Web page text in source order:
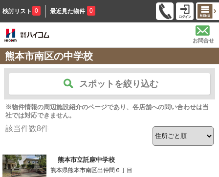
検討リスト 0 最近見た物件 0
お問合せ
熊本市南区の中学校
スポットを絞り込む
※物件情報の周辺施設紹介のページであり、各店舗への問い合わせは当
社では対応できません。
該当件数8件
熊本市立託麻中学校
熊本県熊本市南区出仲間６丁目